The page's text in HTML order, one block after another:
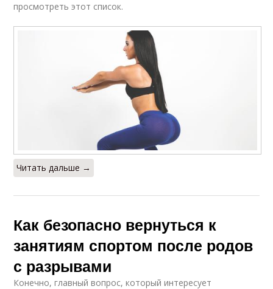
просмотреть этот список.
Читать дальше →
Как безопасно вернуться к
занятиям спортом после родов
с разрывами
Конечно, главный вопрос, который интересует